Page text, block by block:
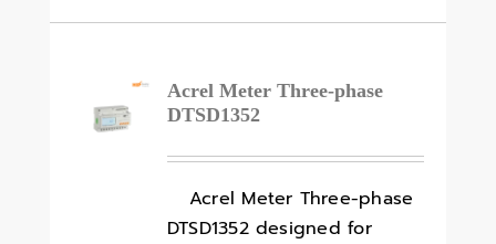
Acrel Meter Three-phase
DTSD1352
Acrel Meter Three-phase
DTSD1352 designed for